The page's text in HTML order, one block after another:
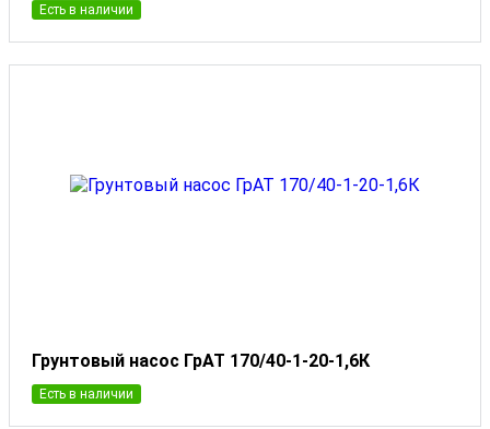
Есть в наличии
Грунтовый насос ГрАТ 170/40-1-20-1,6К
Есть в наличии